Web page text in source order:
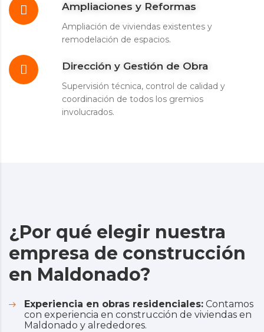
Ampliaciones y Reformas
Ampliación de viviendas existentes y
remodelación de espacios.
Dirección y Gestión de Obra
Supervisión técnica, control de calidad y
coordinación de todos los gremios
involucrados.
¿Por qué elegir nuestra
empresa de construcción
en Maldonado?
Experiencia en obras residenciales: Contamos
con experiencia en construcción de viviendas en
Maldonado y alrededores.